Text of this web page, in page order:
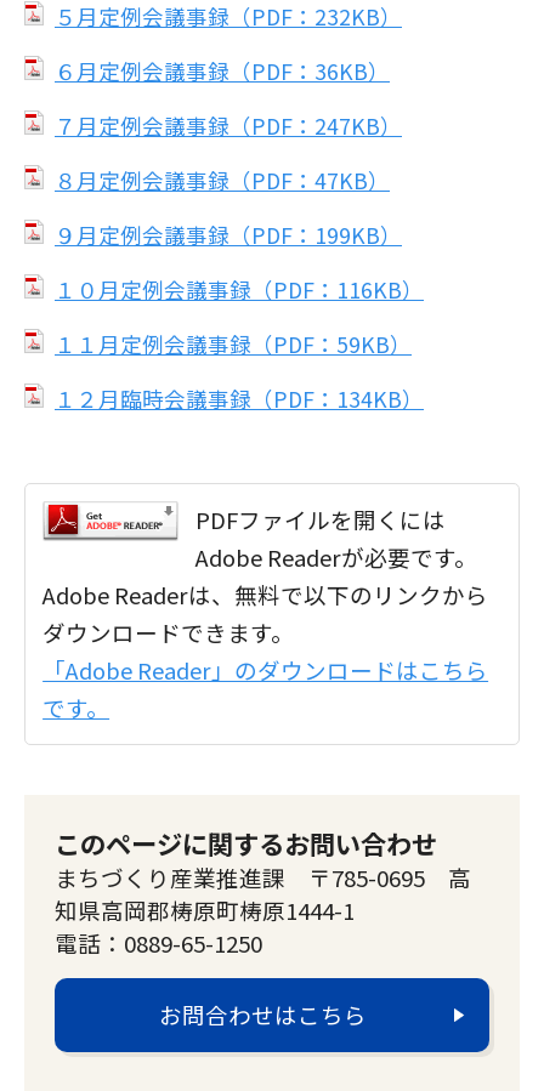
５月定例会議事録（PDF：232KB）
６月定例会議事録（PDF：36KB）
７月定例会議事録（PDF：247KB）
８月定例会議事録（PDF：47KB）
９月定例会議事録（PDF：199KB）
１０月定例会議事録（PDF：116KB）
１１月定例会議事録（PDF：59KB）
１２月臨時会議事録（PDF：134KB）
PDFファイルを開くには
Adobe Readerが必要です。
Adobe Readerは、無料で以下のリンクから
ダウンロードできます。
「Adobe Reader」のダウンロードはこちら
です。
このページに関するお問い合わせ
まちづくり産業推進課 〒785-0695 高
知県高岡郡梼原町梼原1444-1
電話：0889-65-1250
お問合わせはこちら